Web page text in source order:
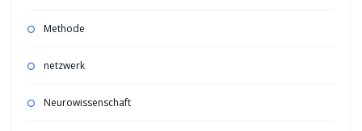
Methode
netzwerk
Neurowissenschaft